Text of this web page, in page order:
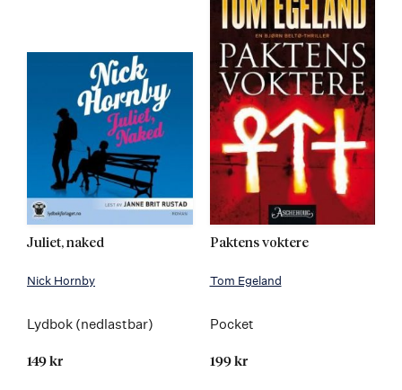
Juliet, naked
Nick Hornby
Lydbok (nedlastbar)
149 kr
Paktens voktere
Tom Egeland
Pocket
199 kr